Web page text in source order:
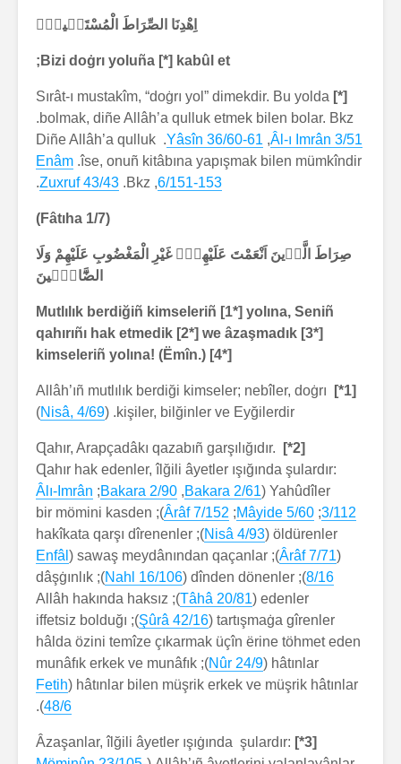
اِهْدِنَا الصِّرَاطَ الْمُسْتَق۪يمَۙ
Bizi doġrı yoluña [*] kabûl et;
[*]
Sırât-ı mustakîm, “doġrı yol” dimekdir. Bu yolda
bolmak, diñe Allâh’a qulluk etmek bilen bolar. Bkz.
Âl-ı Imrân 3/51
,
Yâsîn 36/60-61
. Diñe Allâh’a qulluk
îse, onuñ kitâbına yapışmak bilen mümkîndir.
Enâm
6/151-153
, Bkz.
Zuxruf 43/43
.
(Fâtıha 1/7)
صِرَاطَ الَّذ۪ينَ اَنْعَمْتَ عَلَيْهِمْۙ غَيْرِ الْمَغْضُوبِ عَلَيْهِمْ وَلَا
الضَّٓالّ۪ينَ
Mutlılık berdiğiñ kimseleriñ [1*] yolına, Seniñ
qahırıñı hak etmedik [2*] we âzaşmadık [3*]
kimseleriñ yolına! (Ëmîn.) [4*]
[1*]
Allâh’ıñ mutlılık berdiği kimseler; nebîler, doġrı
kişiler, bilğinler ve Eyğilerdir. (
Nisâ, 4/69
)
[2*]
Ɋahır, Arapçadâkı qazabıñ garşılığıdır.
Ɋahır hak edenler, îlğili âyetler ışığında şulardır:
Yahûdîler (
Bakara 2/61
,
Bakara 2/90
;
Âlı-Imrân
3/112
;
Mâyide 5/60
;
Ârâf 7/152
); bir mömini kasden
öldürenler (
Nisâ 4/93
); hakîkata qarşı dîrenenler
(
Ârâf 7/71
); sawaş meydânından qaçanlar (
Enfâl
8/16
); dînden dönenler (
Nahl 16/106
); dâşġınlık
edenler (
Tâhâ 20/81
); Allâh hakında haksız
tartışmaġa gîrenler (
Şûrâ 42/16
); iffetsiz bolduğı
hâlda özini temîze çıkarmak üçîn ërine töhmet eden
hâtınlar (
Nûr 24/9
); munâfık erkek ve munâfık
hâtınlar bilen müşrik erkek ve müşrik hâtınlar (
Fetih
48/6
).
[3*]
Âzaşanlar, îlğili âyetler ışıġında şulardır: